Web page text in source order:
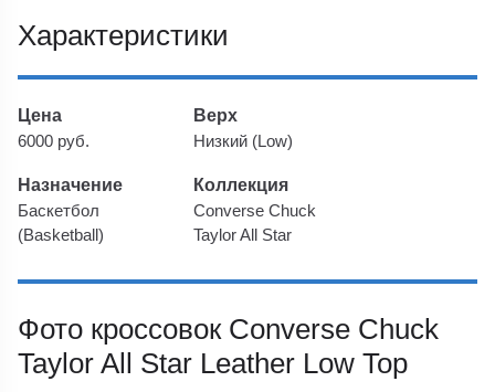
Характеристики
Цена
6000 руб.
Верх
Низкий (Low)
Назначение
Баскетбол
(Basketball)
Коллекция
Converse Chuck
Taylor All Star
Фото кроссовок Converse Chuck
Taylor All Star Leather Low Top